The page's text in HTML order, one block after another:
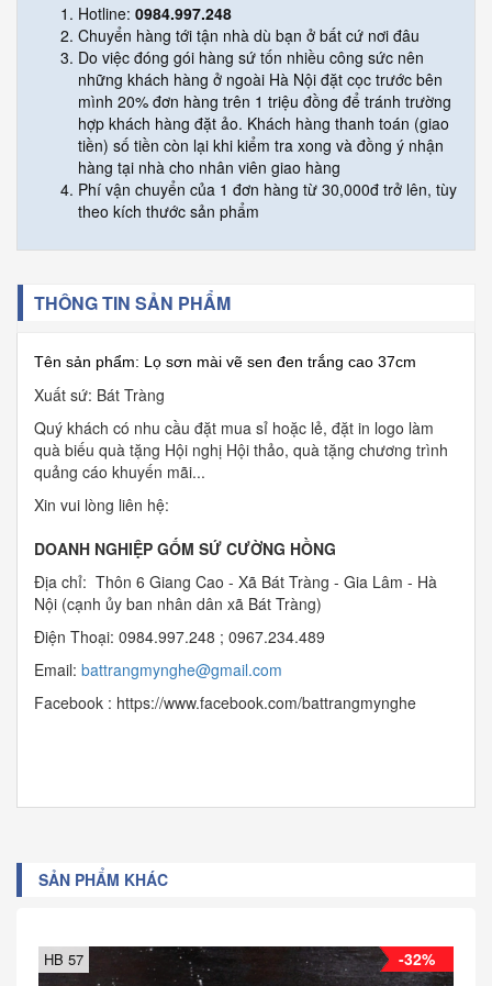
Hotline: 0984.997.248
Chuyển hàng tới tận nhà dù bạn ở bất cứ nơi đâu
Do việc đóng gói hàng sứ tốn nhiều công sức nên
những khách hàng ở ngoài Hà Nội đặt cọc trước bên
mình 20% đơn hàng trên 1 triệu đồng để tránh trường
hợp khách hàng đặt ảo. Khách hàng thanh toán (giao
tiền) số tiền còn lại khi kiểm tra xong và đồng ý nhận
hàng tại nhà cho nhân viên giao hàng
Phí vận chuyển của 1 đơn hàng từ 30,000đ trở lên, tùy
theo kích thước sản phẩm
THÔNG TIN SẢN PHẨM
Tên sản phẩm: Lọ sơn mài vẽ sen đen trắng cao 37cm
Xuất sứ: Bát Tràng
Quý khách có nhu cầu đặt mua sỉ hoặc lẻ, đặt in logo làm
quà biếu quà tặng Hội nghị Hội thảo, quà tặng chương trình
quảng cáo khuyến mãi...
Xin vui lòng liên hệ:
DOANH NGHIỆP GỐM SỨ CƯỜNG HỒNG
Địa chỉ: Thôn 6 Giang Cao - Xã Bát Tràng - Gia Lâm - Hà
Nội (cạnh ủy ban nhân dân xã Bát Tràng)
Điện Thoại: 0984.997.248 ; 0967.234.489
Email: battrangmynghe@gmail.com
Facebook : https://www.facebook.com/battrangmynghe
SẢN PHẨM KHÁC
-32%
HB 57